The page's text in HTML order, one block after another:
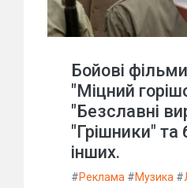
Бойові
"Міцний
"Безславні
"Грішники" та
інших.
#Реклама #Музика #